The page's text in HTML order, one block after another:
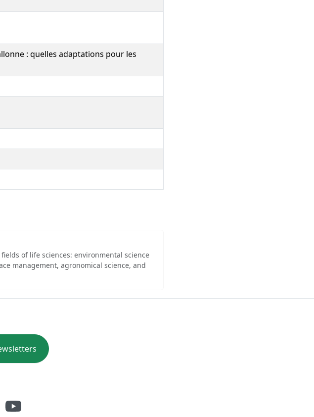
: quelles adaptations pour les
of life sciences: environmental science
management, agronomical science, and